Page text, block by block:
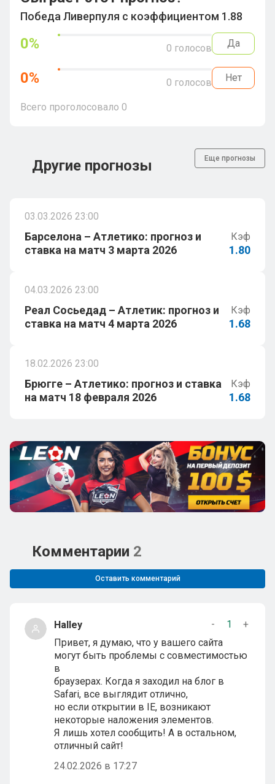
Победа Ливерпуля с коэффициентом 1.88
0% 0 голосов Да
0% 0 голосов Нет
Всего проголосовало 0
Другие прогнозы Еще прогнозы
03.03.2026 23:00
Барселона – Атлетико: прогноз и
ставка на матч 3 марта 2026
Кэф
1.80
04.03.2026 23:00
Реал Сосьедад – Атлетик: прогноз и
ставка на матч 4 марта 2026
Кэф
1.68
18.02.2026 23:00
Брюгге – Атлетико: прогноз и ставка
на матч 18 февраля 2026
Кэф
1.68
Комментарии 2
Оставить комментарий
Halley - 1
+
Привет, я думаю, что у вашего сайта
могут быть проблемы с совместимостью
в
браузерах. Когда я заходил на блог в
Safari, все выглядит отлично,
но если открытии в IE, возникают
некоторые наложения элементов.
Я лишь хотел сообщить! А в остальном,
отличный сайт!
24.02.2026 в 17:27